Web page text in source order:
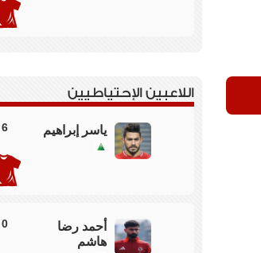
ونزول ياسر ابراهيم بدلا منه
التعادل في شباك الاهلي بعد عرضية من الجانب
اللاعبين الإحتياطيين
ياسر إبراهيم 6
أحمد رضا
هاشم
0